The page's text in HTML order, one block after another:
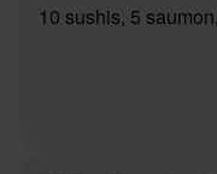
10 sushis, 5